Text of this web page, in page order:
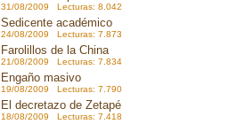
31/08/2009 Lecturas: 8.042
Sedicente académico
24/08/2009 Lecturas: 7.873
Farolillos de la China
21/08/2009 Lecturas: 7.834
Engaño masivo
19/08/2009 Lecturas: 7.790
El decretazo de Zetapé
18/08/2009 Lecturas: 7.418